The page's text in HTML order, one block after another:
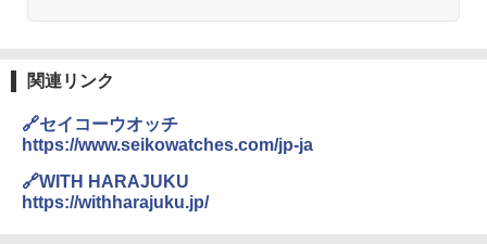
A09 地球の歩き方 イタリア 2026～2027 地
球の歩き方A ヨーロッパ
ENDLESS BASE 《めざましテレビで紹介》
テント ワンタッチ RENEW 幅200 2-3人用 43
500002(88859)
￥5,999
￥6,459
ポインターライト 強力 小型 緑色/赤色/青紫色
関連リンク
🔗セイコーウオッチ
https://www.seikowatches.com/jp-ja
🔗WITH HARAJUKU
https://withharajuku.jp/